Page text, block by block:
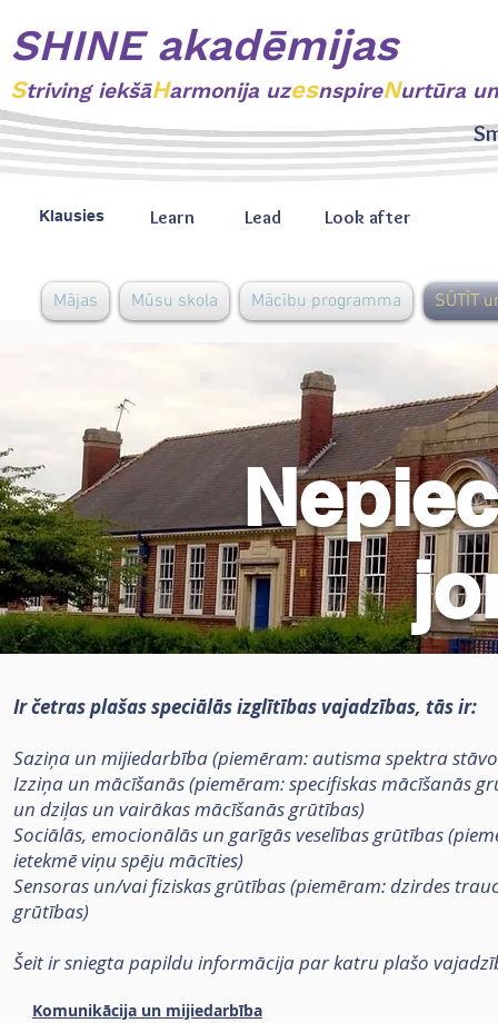
SHINE akadēmijas
Striving iekšāHarmonija uzesnspireNurtūra un
Klausies Learn Lead Look after
Mājas Mūsu skola Mācību programma SŪTĪT
Ir četras plašas speciālās izglītības vajadzības, tās ir:
Saziņa un mijiedarbība (piemēram: autisma spektra
Izziņa un mācīšanās (piemēram: specifiskas mācīšanās
un dziļas un vairākas mācīšanās grūtības)
Sociālās, emocionālās un garīgās veselības grūtības
ietekmē viņu spēju mācīties)
Sensoras un/vai fiziskas grūtības (piemēram: dzirdes
grūtības)
Šeit ir sniegta papildu informācija par katru plašo
Komunikācija un mijiedarbība